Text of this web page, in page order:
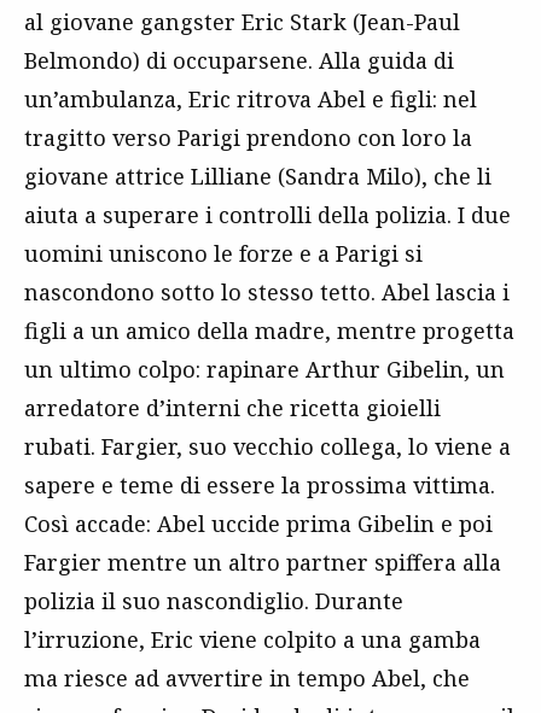
al giovane gangster Eric Stark (Jean-Paul
Belmondo) di occuparsene. Alla guida di
un’ambulanza, Eric ritrova Abel e figli: nel
tragitto verso Parigi prendono con loro la
giovane attrice Lilliane (Sandra Milo), che li
aiuta a superare i controlli della polizia. I due
uomini uniscono le forze e a Parigi si
nascondono sotto lo stesso tetto. Abel lascia i
figli a un amico della madre, mentre progetta
un ultimo colpo: rapinare Arthur Gibelin, un
arredatore d’interni che ricetta gioielli
rubati. Fargier, suo vecchio collega, lo viene a
sapere e teme di essere la prossima vittima.
Così accade: Abel uccide prima Gibelin e poi
Fargier mentre un altro partner spiffera alla
polizia il suo nascondiglio. Durante
l’irruzione, Eric viene colpito a una gamba
ma riesce ad avvertire in tempo Abel, che